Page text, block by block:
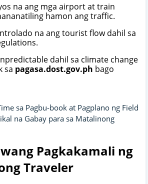
na ang mga airport at train
hamon ang traffic.
na ang tourist flow dahil sa
dahil sa climate change
sa pagasa.dost.gov.ph bago
sa Pagbu-book at Pagplano ng Field
na Gabay para sa Matalinong
Pagkakamali ng
Traveler